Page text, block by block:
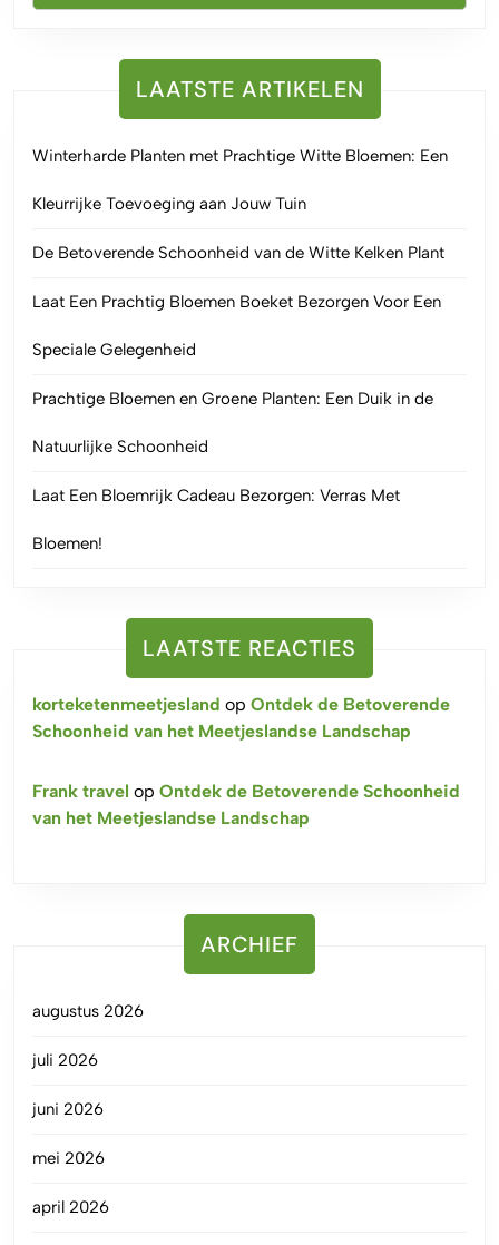
LAATSTE ARTIKELEN
Winterharde Planten met Prachtige Witte Bloemen: Een
Kleurrijke Toevoeging aan Jouw Tuin
De Betoverende Schoonheid van de Witte Kelken Plant
Laat Een Prachtig Bloemen Boeket Bezorgen Voor Een
Speciale Gelegenheid
Prachtige Bloemen en Groene Planten: Een Duik in de
Natuurlijke Schoonheid
Laat Een Bloemrijk Cadeau Bezorgen: Verras Met
Bloemen!
LAATSTE REACTIES
korteketenmeetjesland op Ontdek de Betoverende
Schoonheid van het Meetjeslandse Landschap
Frank travel op Ontdek de Betoverende Schoonheid
van het Meetjeslandse Landschap
ARCHIEF
augustus 2026
juli 2026
juni 2026
mei 2026
april 2026